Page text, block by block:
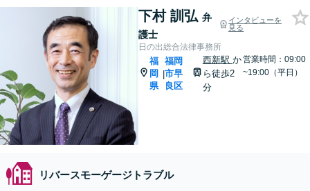
下村 訓弘 弁
護士
インタビューを
見る
日の出総合法律事務所
福
岡
県
|
福岡
市早
良区
西新駅 か
ら徒歩2
分
営業時間：09:00
~19:00（平日）
リバースモーゲージトラブル